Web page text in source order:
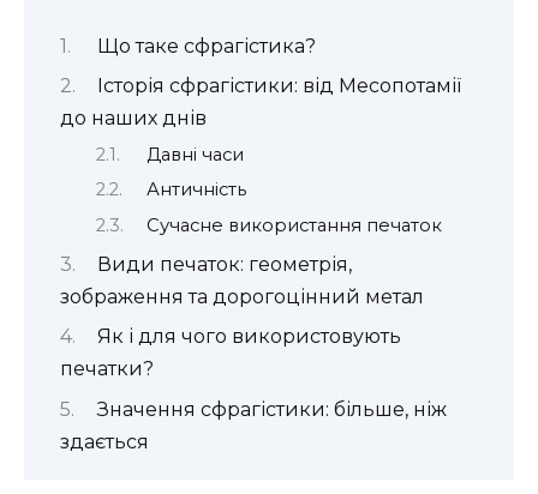
Що таке сфрагістика?
Історія сфрагістики: від Месопотамії
до наших днів
Давні часи
Античність
Сучасне використання печаток
Види печаток: геометрія,
зображення та дорогоцінний метал
Як і для чого використовують
печатки?
Значення сфрагістики: більше, ніж
здається